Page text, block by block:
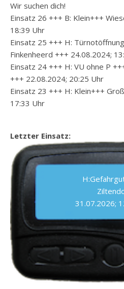
Wir suchen dich!
Einsatz 26 +++ B: Klein+++
18:39 Uhr
Einsatz 25 +++ H:
Finkenheerd +++ 24.08.2024;
Einsatz 24 +++ H: VU ohne P
+++ 22.08.2024; 20:25 Uhr
Einsatz 23 +++ H: Klein+++
17:33 Uhr
Letzter Einsatz:
31.07.2026;